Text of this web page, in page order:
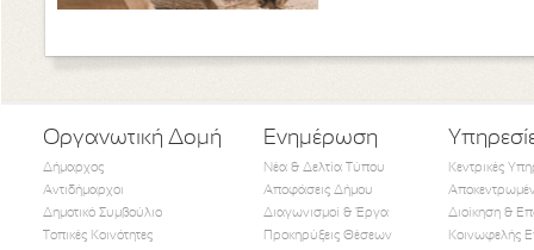
Οργανωτική Δομή
Δήμαρχος
Αντιδήμαρχοι
Δημοτικό Συμβούλιο
Τοπικές Κοινότητες
Ενημέρωση
Νέα & Δελτία Τύπου
Αποφάσεις Δήμου
Διαγωνισμοί & Έργα
Προκηρύξεις Θέσεων
Κεντρικές
Διοίκηση &
Κοινωφελής